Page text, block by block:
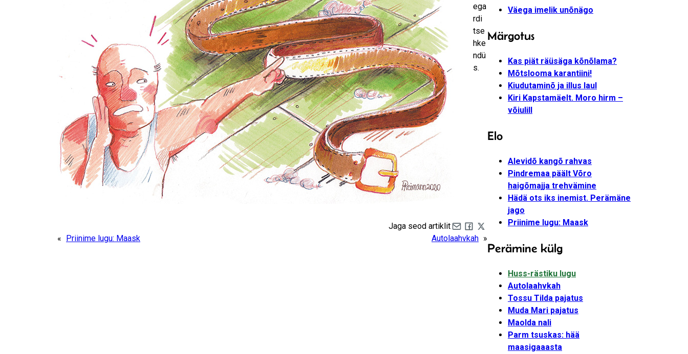
ega
rdi
tse
hke
ndü
s.
Jaga seod artiklit
Share by e-mail
Share on Facebook
Share on X
« Priinime lugu: Maask Autolaahvkah »
Väega imelik unõnägo
Märgotus
Kas piät räüsäga kõnõlama?
Mõtslooma karantiini!
Kiudutaminõ ja illus laul
Kiri Kapstamäelt. Moro hirm –
võiulill
Elo
Alevidõ kangõ rahvas
Pindremaa päält Võro
haigõmajja trehvämine
Hädä ots iks inemist. Perämäne
jago
Priinime lugu: Maask
Perämine külg
Huss-rästiku lugu
Autolaahvkah
Tossu Tilda pajatus
Muda Mari pajatus
Maolda nali
Parm tsuskas: hää
maasigaaasta